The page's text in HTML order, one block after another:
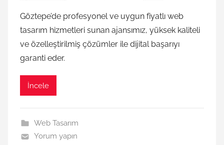
Göztepe’de profesyonel ve uygun fiyatlı web
tasarım hizmetleri sunan ajansımız, yüksek kaliteli
ve özelleştirilmiş çözümler ile dijital başarıyı
garanti eder.
İncele
Web Tasarım
Yorum yapın